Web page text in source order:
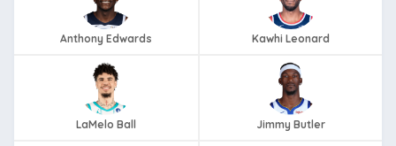
Anthony Edwards Kawhi Leonard
LaMelo Ball Jimmy Butler